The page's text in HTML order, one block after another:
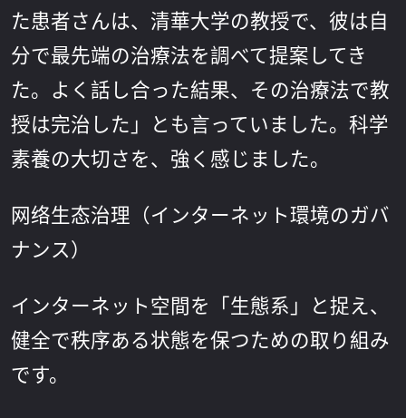
た患者さんは、清華大学の教授で、彼は自
分で最先端の治療法を調べて提案してき
た。よく話し合った結果、その治療法で教
授は完治した」とも言っていました。科学
素養の大切さを、強く感じました。
网络生态治理（インターネット環境のガバ
ナンス）
インターネット空間を「生態系」と捉え、
健全で秩序ある状態を保つための取り組み
です。